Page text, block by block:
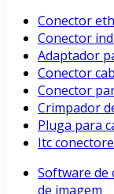
Conector
Conector
Adaptador
Conector
Conector
Crimpador
Pluga para
Itc
Software de
de imagem